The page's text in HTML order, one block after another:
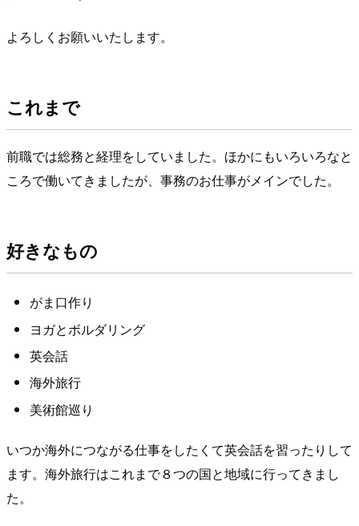
よろしくお願いいたします。
これまで
前職では総務と経理をしていました。ほかにもいろいろなと
ころで働いてきましたが、事務のお仕事がメインでした。
好きなもの
がま口作り
ヨガとボルダリング
英会話
海外旅行
美術館巡り
いつか海外につながる仕事をしたくて英会話を習ったりして
ます。海外旅行はこれまで８つの国と地域に行ってきまし
た。